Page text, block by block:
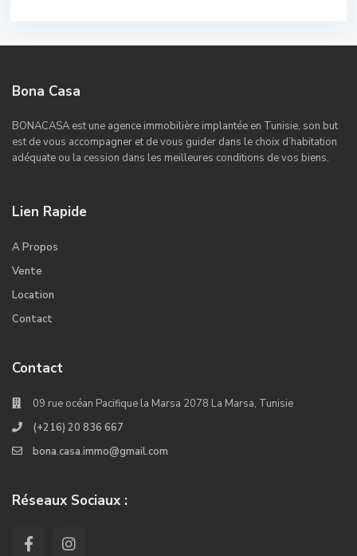
Bona Casa
BONACASA est une agence immobilière implantée en Tunisie, son but
est de vous accompagner et de vous guider dans le choix d’habitation
adéquate ou la cession dans les meilleures conditions de vos biens.
Lien Rapide
A Propos
Vente
Location
Contact
Contact
09 rue océan Pacifique la Marsa 2078 La Marsa, Tunisie
(+216) 20 836 667
bona.casa.immo@gmail.com
Réseaux Sociaux :